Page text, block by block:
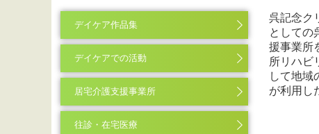
デイケア作品集
デイケアでの活動
居宅介護支援事業所
往診・在宅医療
呉記念ク
としての
援事業所
所リハビ
して地域
が利用し